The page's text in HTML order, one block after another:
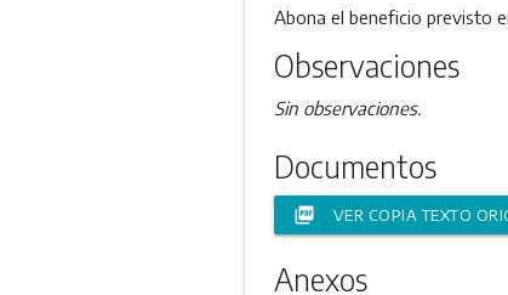
Abona el beneficio previsto
Observaciones
Sin observaciones.
Documentos
picture_as_pdf VER COPIA TEXTO
Anexos